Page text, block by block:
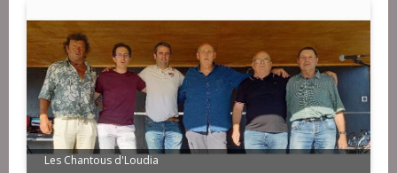
Les Chantous d'Loudia